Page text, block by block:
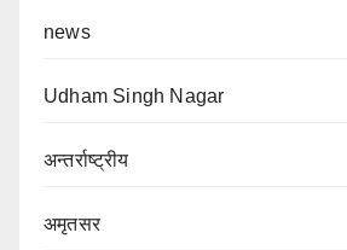
news
Udham Singh Nagar
अन्तर्राष्ट्रीय
अमृतसर